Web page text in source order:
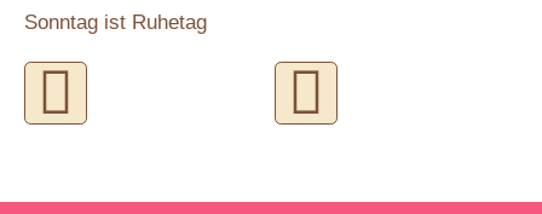
Sonntag ist Ruhetag